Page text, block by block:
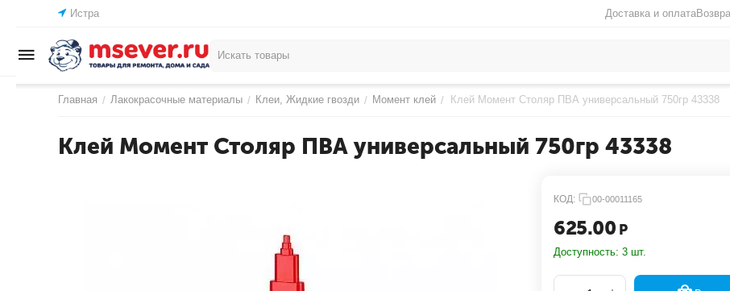
Истра Доставка и оплата
Главная / Лакокрасочные материалы / Клеи, Жидкие гвозди / Момент клей / Клей Момент Столяр ПВА универсальный 750гр 43338
Клей Момент Столяр ПВА универсальный 750гр 43338
КОД: 00-00011165
625.00 Р
Доступность: 3 шт.